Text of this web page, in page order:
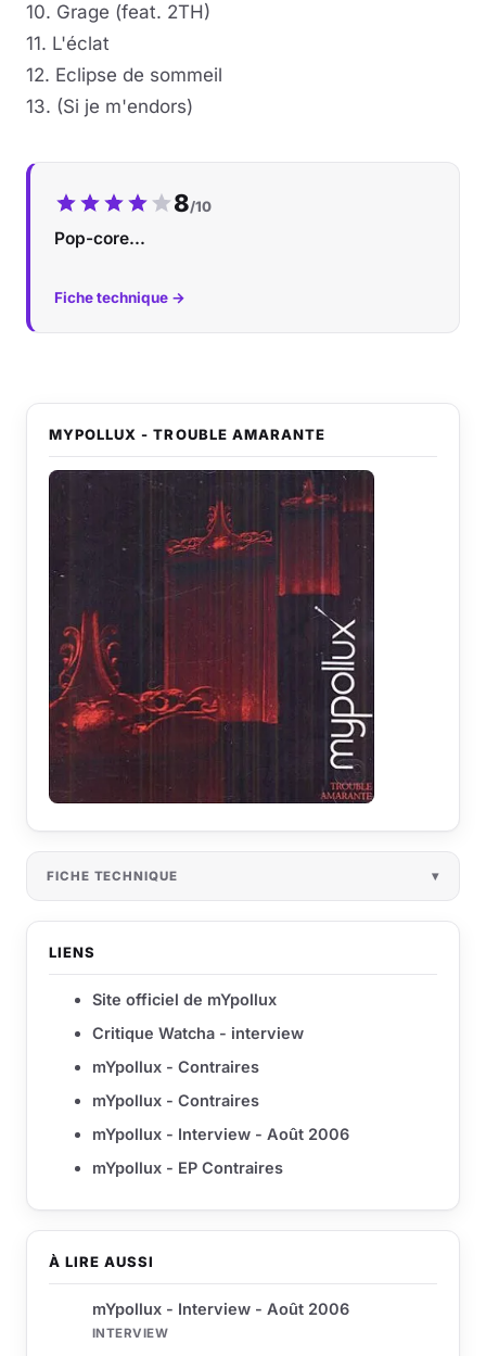
10. Grage (feat. 2TH)
11. L'éclat
12. Eclipse de sommeil
13. (Si je m'endors)
Notre note :
8/10
Pop-core...
Fiche technique →
À LIRE AUSSI
mYpollux - Interview - Août 2006
INTERVIEW
MYPOLLUX - TROUBLE AMARANTE
FICHE TECHNIQUE
LIENS
Site officiel de mYpollux
Critique Watcha - interview
mYpollux - Contraires
mYpollux - Contraires
mYpollux - Interview - Août 2006
mYpollux - EP Contraires